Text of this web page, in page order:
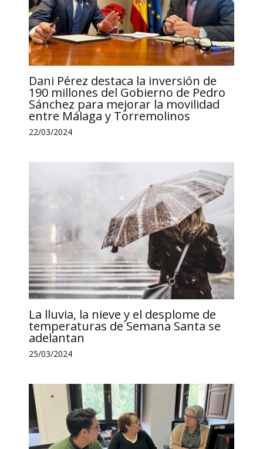
Dani Pérez destaca la inversión de
190 millones del Gobierno de Pedro
Sánchez para mejorar la movilidad
entre Málaga y Torremolinos
22/03/2024
La lluvia, la nieve y el desplome de
temperaturas de Semana Santa se
adelantan
25/03/2024